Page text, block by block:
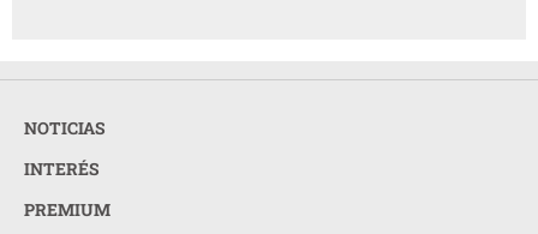
NOTICIAS
INTERÉS
PREMIUM